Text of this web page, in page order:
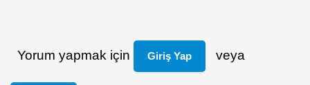
Yorum yapmak için Giriş Yap veya